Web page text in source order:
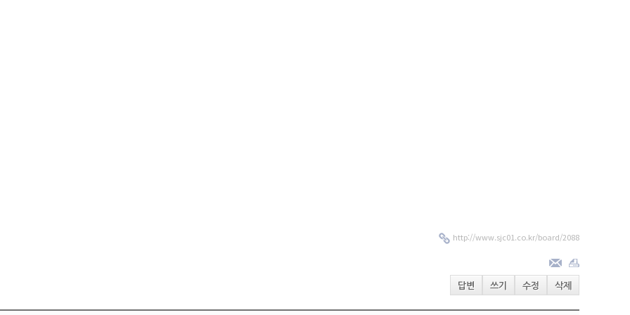
http://www.sjc01.co.kr/board/2088
답변 쓰기 수정 삭제